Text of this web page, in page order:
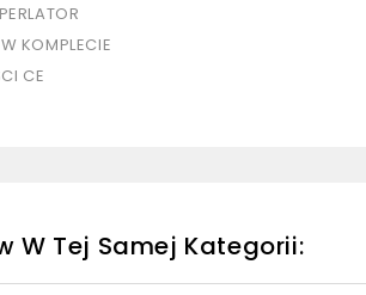
KOMPLECIE
CE
W Tej Samej Kategorii: